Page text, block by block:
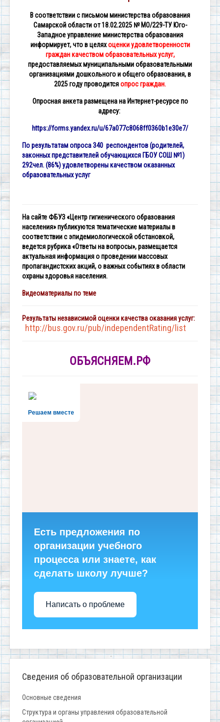
В соответствии с письмом министерства образования
Самарской области от 18.02.2025 № МО/229-ТУ Юго-
Западное управление министерства образования
информирует, что в целяхоценки удовлетворенности
граждан качеством образовательных услуг,
предоставляемых муниципальными образовательными
организациями дошкольного и общего образования, в
2025 году проводитсяопрос граждан.
Опросная анкета размещена на Интернет-ресурсе по
адресу:
https://forms.yandex.ru/u/67a077c8068ff0360b1e30e7/
По результатам опроса 340 респондентов (родителей,
законных представителей обучающихся ГБОУ СОШ №1)
292чел. (86%) удовлетворены качеством оказанных
образовательных услуг
На сайте ФБУЗ «Центр гигиенического образования
населения» публикуются тематические материалы в
соответствии с эпидемиологической обстановкой,
ведется рубрика «Ответы на вопросы», размещается
актуальная информация о проведении массовых
пропагандистских акций, о важных событиях в области
охраны здоровья населения.
Видеоматериалы по теме
Результаты независимой оценки качества оказания услуг:
http://bus.gov.ru/pub/independentRating/list
ОБЪЯСНЯЕМ.РФ
Решаем вместе
Есть предложения по
организации учебного
процесса или знаете, как
сделать школу лучше?
Написать о проблеме
Сведения об образовательной организации
Основные сведения
Структура и органы управления образовательной